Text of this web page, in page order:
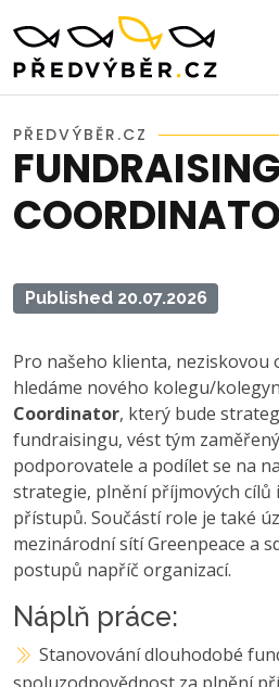
PŘEDVÝBĚR.CZ
FUNDRAISING
Published 20.07.2026
Pro našeho klienta, neziskovou
hledáme nového kolegu/
Coordinator, který bude
fundraisingu, vést tým
podporovatele a podílet se na
strategie, plnění příjmových cílů
přístupů. Součástí role je také
mezinárodní sítí Greenpeace a
postupů napříč organizací.
Náplň práce:
Stanovování dlouhodobé